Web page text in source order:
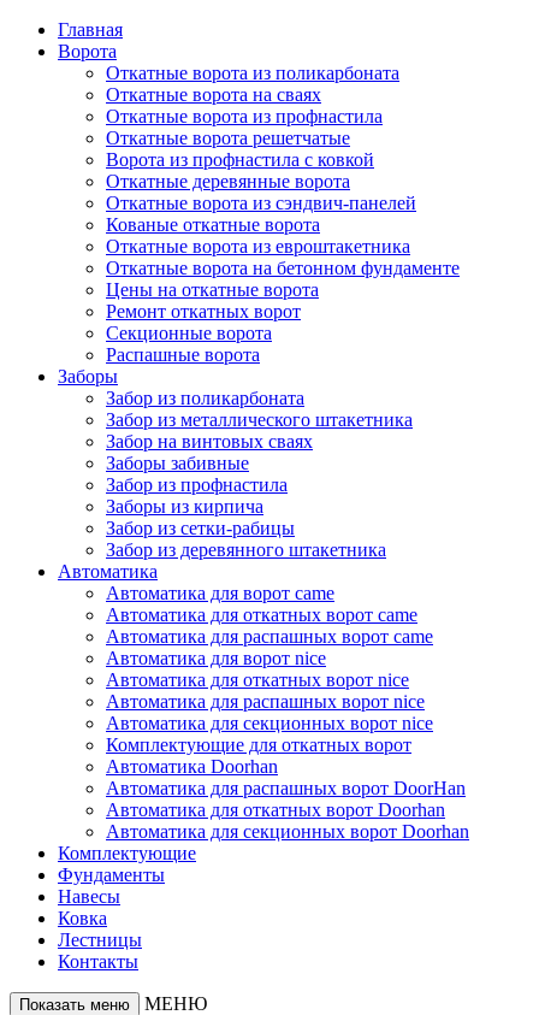
Главная
Ворота
Откатные ворота из поликарбоната
Откатные ворота на сваях
Откатные ворота из профнастила
Откатные ворота решетчатые
Ворота из профнастила с ковкой
Откатные деревянные ворота
Откатные ворота из сэндвич-панелей
Кованые откатные ворота
Откатные ворота из евроштакетника
Откатные ворота на бетонном фундаменте
Цены на откатные ворота
Ремонт откатных ворот
Секционные ворота
Распашные ворота
Заборы
Забор из поликарбоната
Забор из металлического штакетника
Забор на винтовых сваях
Заборы забивные
Забор из профнастила
Заборы из кирпича
Забор из сетки-рабицы
Забор из деревянного штакетника
Автоматика
Автоматика для ворот came
Автоматика для откатных ворот came
Автоматика для распашных ворот came
Автоматика для ворот nice
Автоматика для откатных ворот nice
Автоматика для распашных ворот nice
Автоматика для секционных ворот nice
Комплектующие для откатных ворот
Автоматика Doorhan
Автоматика для распашных ворот DoorHan
Автоматика для откатных ворот Doorhan
Автоматика для секционных ворот Doorhan
Комплектующие
Фундаменты
Навесы
Ковка
Лестницы
Контакты
Показать меню МЕНЮ